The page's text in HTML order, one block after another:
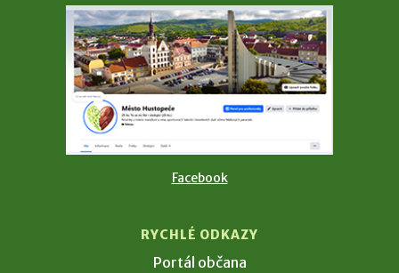
Facebook
RYCHLÉ ODKAZY
Portál občana